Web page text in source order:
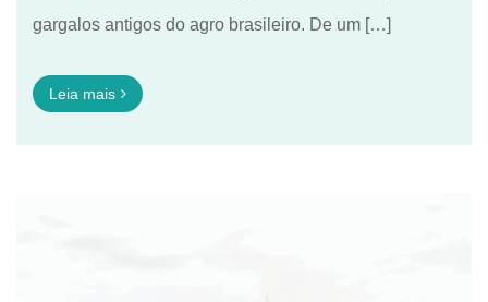
gargalos antigos do agro brasileiro. De um […]
Leia mais